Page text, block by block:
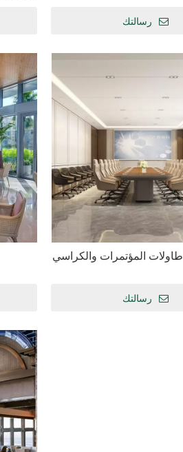
رسالتك
طاولات المؤتمرات والكراسي
رسالتك